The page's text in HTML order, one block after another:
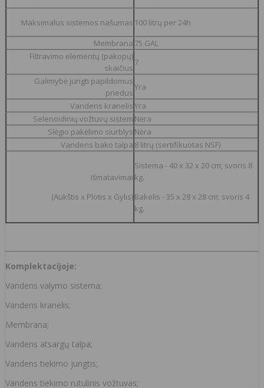
Maksimalus sistemos našumas 100 litrų per 24h
Membrana 75 GAL
Filtravimo elementų (pakopų)
skaičius
7
Galimybė jungti papildomus
priedus
Yra
Vandens kranelisYra
Selenoidinių vožtuvų sistem Nėra
Slėgio pakėlimo siurblys Nėra
Vandens bako talpa 8 litrų (sertifikuotas NSF)
Išmatavimai
(Aukštis x Plotis x Gylis)
Sistema -40 x 32 x 20 cm; svoris 8
kg.
Bakelis - 35 x 28 x 28 cm; svoris 4
kg.
Komplektacijoje:
Vandens valymo sistema;
Vandens kranelis;
Membrana;
Vandens atsargų talpa;
Vandens tiekimo jungtis;
Vandens tiekimo rutulinis vožtuvas;